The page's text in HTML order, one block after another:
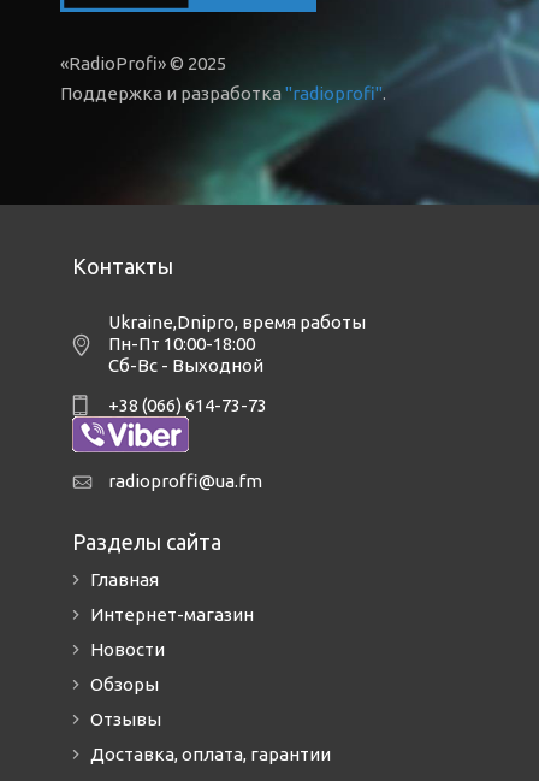
«RadioProfi» © 2025
Поддержка и разработка"radioprofi".
Контакты
Ukraine,Dnipro, время работы
Пн-Пт 10:00-18:00
Сб-Вс - Выходной
+38 (066) 614-73-73
radioproffi@ua.fm
Разделы сайта
Главная
Интернет-магазин
Новости
Обзоры
Отзывы
Доставка, оплата, гарантии